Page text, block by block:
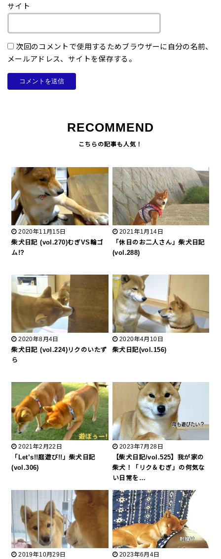
サイト
次回のコメントで使用するためブラウザーに自分の名前、
メールアドレス、サイトを保存する。
RECOMMEND
2020年11月15日
柴犬日記 (vol.270)むぎVS輪ゴ
ム!?
2021年1月14日
「休日のお二人さん」柴犬日記
(vol.288)
2020年8月4日
柴犬日記 (vol.224)リクのいたず
ら
2020年4月10日
柴犬日記(vol.156)
2021年2月22日
「Let’s!!庭遊び!!」柴犬日記
(vol.306)
2023年7月28日
【柴犬日記/vol.525】我が家の
柴犬！「リク＆むぎ」の何気な
い日常を…
2019年10月29日 2023年6月4日